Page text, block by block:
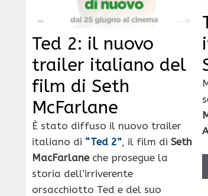
Ted 2: il nuovo
trailer italiano del
film di Seth
McFarlane
È stato diffuso il nuovo trailer
italiano di “Ted 2”, il film di Seth
MacFarlaneche prosegue la
storia dell’irriverente
orsacchiotto Ted e del suo